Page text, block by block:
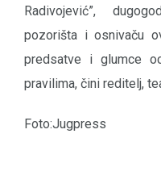
Radivojević”,
pozorišta i osnivaču
predsatve i glumce
pravilima, čini reditelj,
Foto:Jugpress